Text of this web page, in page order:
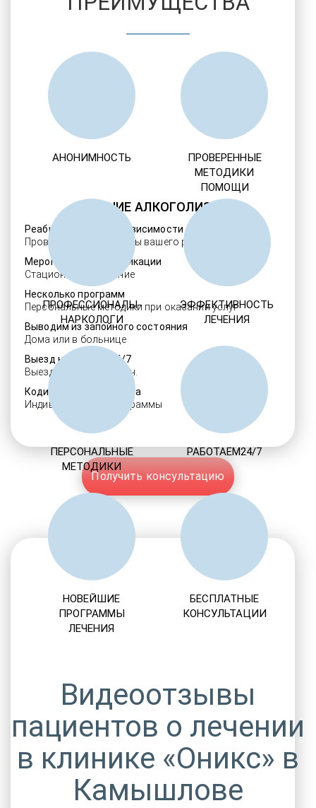
ЛЕЧЕНИЕ АЛКОГОЛИЗМА
Реабилитация алкозависимости
Проверенные ребцентры вашего региона
Мероприятия детоксикации
Стационарное лечение
Несколько программ
Персональные методики при оказании услуг
Выводим из запойного состояния
Дома или в больнице
Выезд нарколога 24/7
Выезд в течение 30 мин.
Кодировка алкоголизма
Индивидуальные программы
Получить консультацию
АНОНИМНОСТЬ
ПРОВЕРЕННЫЕ
МЕТОДИКИ
ПОМОЩИ
ПРОФЕССИОНАЛЫ-
НАРКОЛОГИ
ЭФФЕКТИВНОСТЬ
ЛЕЧЕНИЯ
ПЕРСОНАЛЬНЫЕ
МЕТОДИКИ
РАБОТАЕМ24/7
НОВЕЙШИЕ
ПРОГРАММЫ
ЛЕЧЕНИЯ
БЕСПЛАТНЫЕ
КОНСУЛЬТАЦИИ
Видеоотзывы
пациентов о лечении
в клинике «Оникс» в
Камышлове